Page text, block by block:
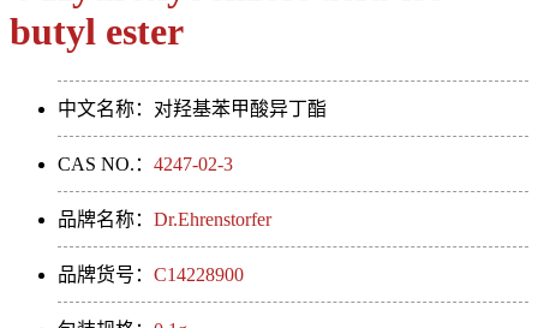
butyl ester
中文名称：对羟基苯甲酸异丁酯
CAS NO.： 4247-02-3
品牌名称： Dr.Ehrenstorfer
品牌货号： C14228900